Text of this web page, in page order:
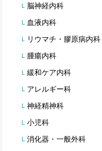
脳神経内科
血液内科
リウマチ・膠原病内科
腫瘍内科
緩和ケア内科
アレルギー科
神経精神科
小児科
消化器・一般外科